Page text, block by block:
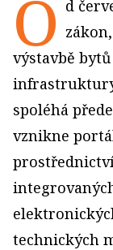
O d
výstavbě
spoléhá
vznikne
technických